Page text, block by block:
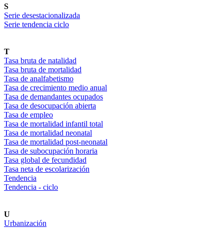
S
Serie desestacionalizada
Serie tendencia ciclo
T
Tasa bruta de natalidad
Tasa bruta de mortalidad
Tasa de analfabetismo
Tasa de crecimiento medio anual
Tasa de demandantes ocupados
Tasa de desocupación abierta
Tasa de empleo
Tasa de mortalidad infantil total
Tasa de mortalidad neonatal
Tasa de mortalidad post-neonatal
Tasa de subocupación horaria
Tasa global de fecundidad
Tasa neta de escolarización
Tendencia
Tendencia - ciclo
U
Urbanización